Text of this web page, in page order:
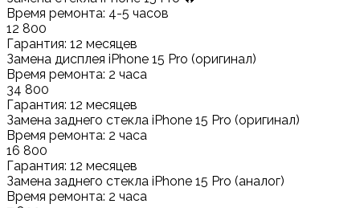
Время ремонта: 4-5 часов
12 800
Гарантия: 12 месяцев
Замена дисплея iPhone 15 Pro (оригинал)
Время ремонта: 2 часа
34 800
Гарантия: 12 месяцев
Замена заднего стекла iPhone 15 Pro (оригинал)
Время ремонта: 2 часа
16 800
Гарантия: 12 месяцев
Замена заднего стекла iPhone 15 Pro (аналог)
Время ремонта: 2 часа